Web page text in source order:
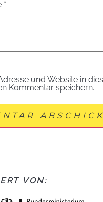
*
und Website in
Kommentar speichern.
VON: